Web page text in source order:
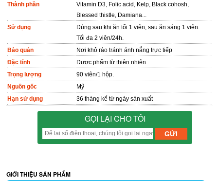
Thành phần
Vitamin D3, Folic acid, Kelp, Black cohosh,
Blessed thistle, Damiana...
Sử dụng
Dùng sau khi ăn tối 1 viên, sau ăn sáng 1 viên.
Tối đa 2 viên/24h.
Bảo quản
Nơi khô ráo tránh ánh nắng trực tiếp
Đặc tính
Dược phẩm từ thiên nhiên.
Trọng lượng
90 viên/1 hộp.
Nguồn gốc
Mỹ
Hạn sử dụng
36 tháng kể từ ngày sản xuất
GỌI LẠI CHO TÔI
GIỚI THIỆU SẢN PHẨM